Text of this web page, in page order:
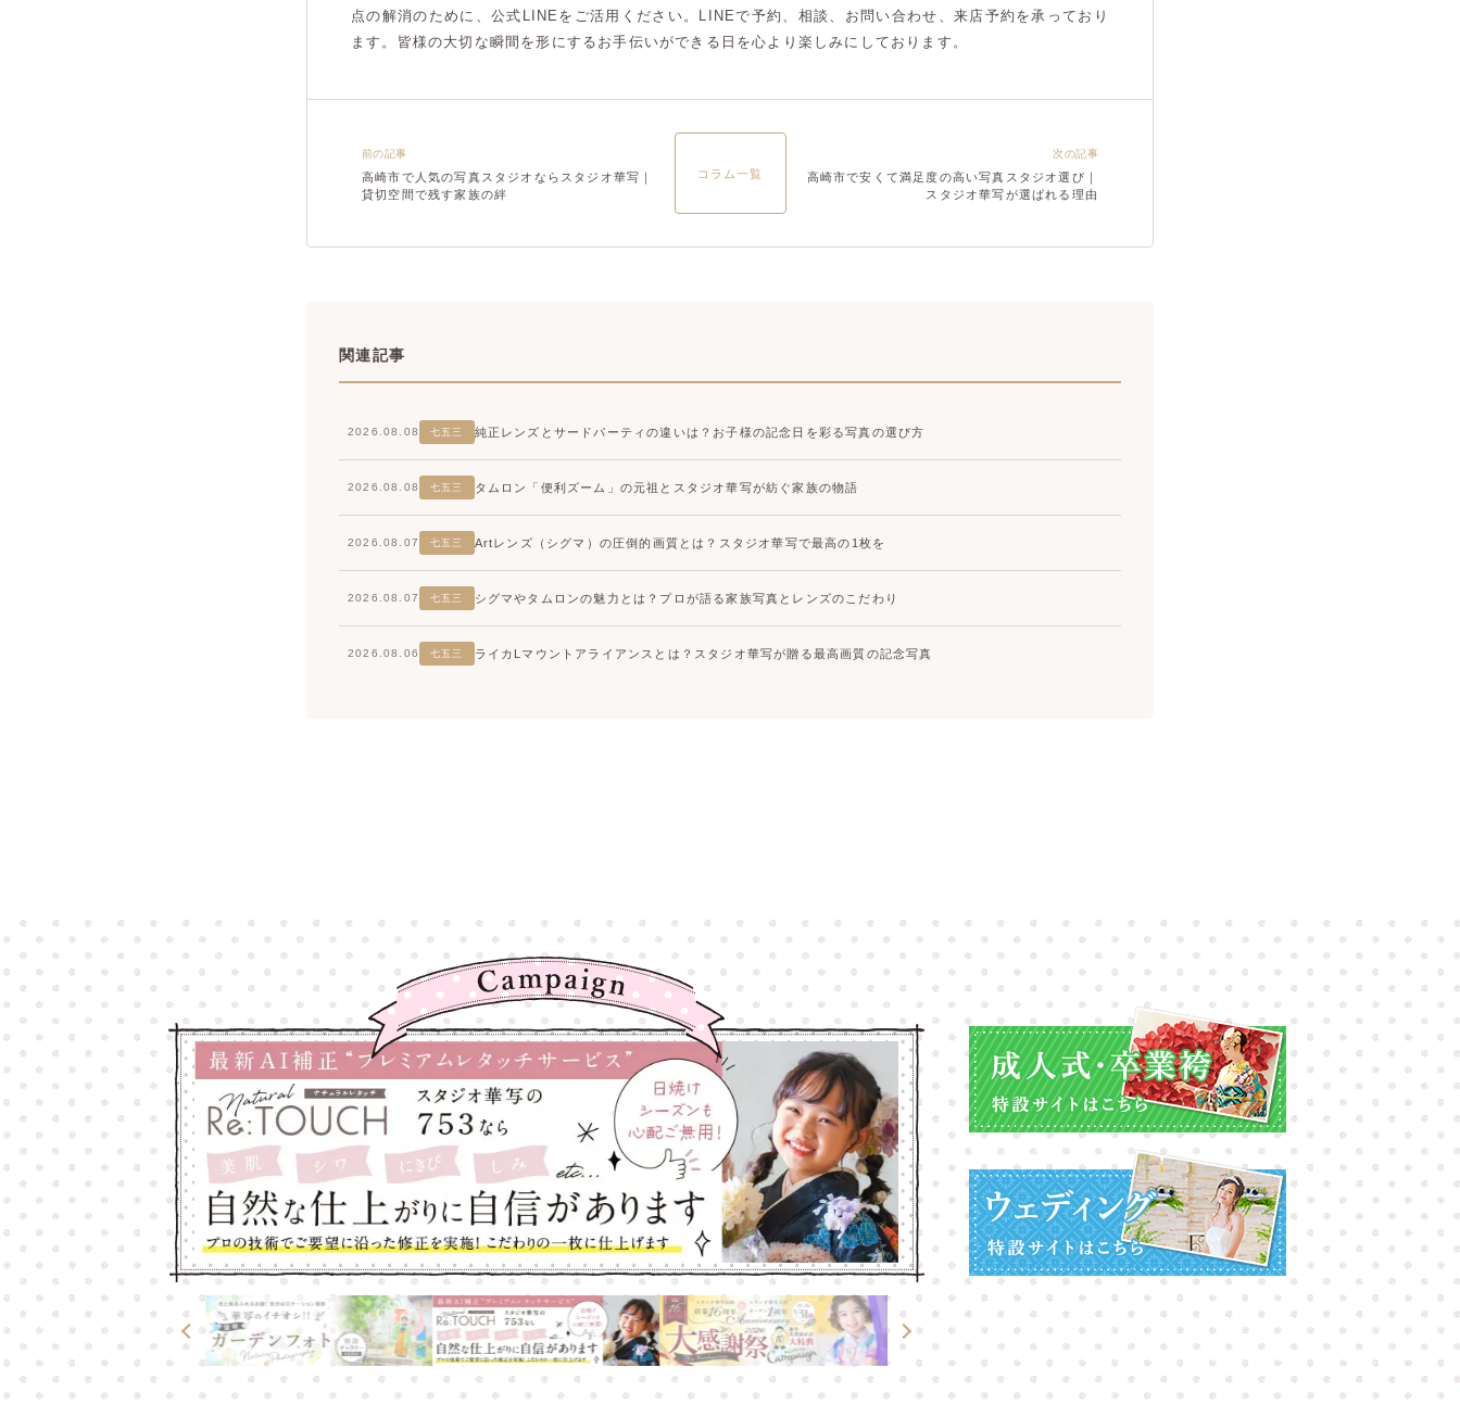
点の解消のために、公式LINEをご活用ください。LINEで予約、相談、お問い合わせ、来店予約を承っており
ます。皆様の大切な瞬間を形にするお手伝いができる日を心より楽しみにしております。
前の記事
高崎市で人気の写真スタジオならスタジオ華写｜
貸切空間で残す家族の絆
コラム一覧
次の記事
高崎市で安くて満足度の高い写真スタジオ選び｜
スタジオ華写が選ばれる理由
関連記事
2026.08.08 七五三 純正レンズとサードパーティの違いは？お子様の記念日を彩る写真の選び方
2026.08.08 七五三 タムロン「便利ズーム」の元祖とスタジオ華写が紡ぐ家族の物語
2026.08.07 七五三 Artレンズ（シグマ）の圧倒的画質とは？スタジオ華写で最高の1枚を
2026.08.07 七五三 シグマやタムロンの魅力とは？プロが語る家族写真とレンズのこだわり
2026.08.06 七五三 ライカLマウントアライアンスとは？スタジオ華写が贈る最高画質の記念写真